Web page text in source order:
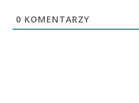
0 KOMENTARZY